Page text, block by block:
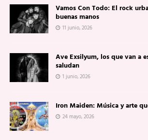
Vamos Con Todo: El rock
buenas manos
11 junio, 2026
Ave Exsilyum, los que van a
saludan
1 junio, 2026
Iron Maiden: Música y arte
24 mayo, 2026